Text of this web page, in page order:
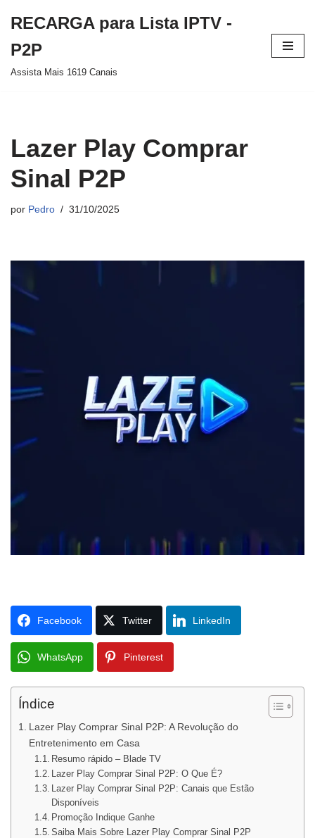
para
o
RECARGA para Lista IPTV -
P2P
Assista Mais 1619 Canais
Lazer Play Comprar
Sinal P2P
por Pedro 31/10/2025
Facebook Twitter LinkedIn
WhatsApp Pinterest
Índice
Lazer Play Comprar Sinal P2P: A Revolução do
Entretenimento em Casa
Resumo rápido – Blade TV
Lazer Play Comprar Sinal P2P: O Que É?
Lazer Play Comprar Sinal P2P: Canais que Estão
Disponíveis
Promoção Indique Ganhe
Saiba Mais Sobre Lazer Play Comprar Sinal P2P